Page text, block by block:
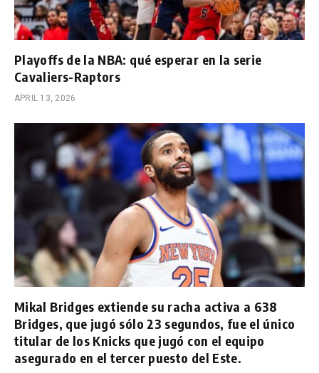
Playoffs de la NBA: qué esperar en la serie
Cavaliers-Raptors
APRIL 13, 2026
Mikal Bridges extiende su racha activa a 638
Bridges, que jugó sólo 23 segundos, fue el único
titular de los Knicks que jugó con el equipo
asegurado en el tercer puesto del Este.